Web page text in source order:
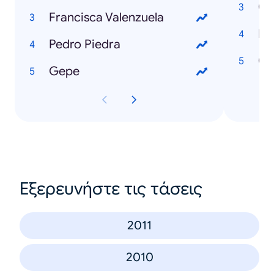
Francisca Valenzuela
Pedro Piedra
Gepe
Εξερευνήστε τις τάσεις
2011
2010